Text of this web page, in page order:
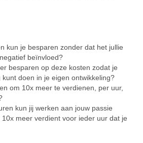
kun je besparen zonder dat het jullie
beïnvloed?
besparen op deze kosten zodat je
kunt doen in je eigen ontwikkeling?
om 10x meer te verdienen, per uur,
kun jij werken aan jouw passie
10x meer verdient voor ieder uur dat je